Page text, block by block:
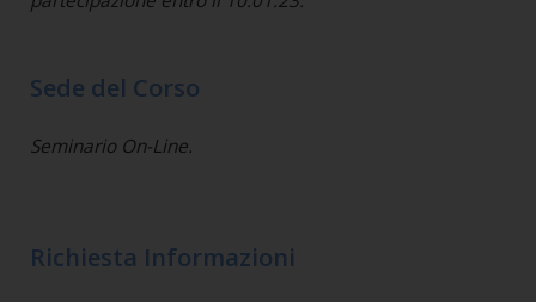
Sede del Corso
Seminario On-Line.
Richiesta Informazioni